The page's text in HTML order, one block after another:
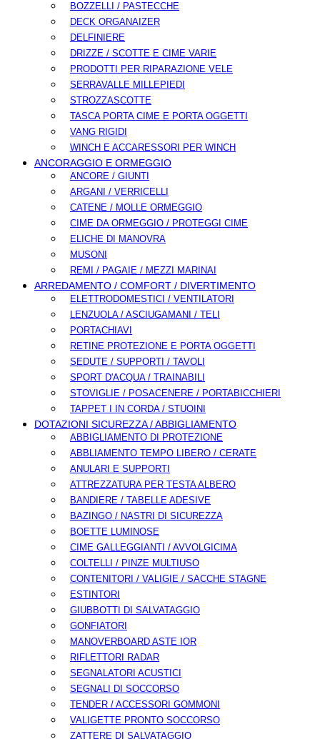
BOZZELLI / PASTECCHE
DECK ORGANAIZER
DELFINIERE
DRIZZE / SCOTTE E CIME VARIE
PRODOTTI PER RIPARAZIONE VELE
SERRAVALLE MILLEPIEDI
STROZZASCOTTE
TASCA PORTA CIME E PORTA OGGETTI
VANG RIGIDI
WINCH E ACCARESSORI PER WINCH
ANCORAGGIO E ORMEGGIO
ANCORE / GIUNTI
ARGANI / VERRICELLI
CATENE / MOLLE ORMEGGIO
CIME DA ORMEGGIO / PROTEGGI CIME
ELICHE DI MANOVRA
MUSONI
REMI / PAGAIE / MEZZI MARINAI
ARREDAMENTO / COMFORT / DIVERTIMENTO
ELETTRODOMESTICI / VENTILATORI
LENZUOLA / ASCIUGAMANI / TELI
PORTACHIAVI
RETINE PROTEZIONE E PORTA OGGETTI
SEDUTE / SUPPORTI / TAVOLI
SPORT D'ACQUA / TRAINABILI
STOVIGLIE / POSACENERE / PORTABICCHIERI
TAPPET I IN CORDA / STUOINI
DOTAZIONI SICUREZZA / ABBIGLIAMENTO
ABBIGLIAMENTO DI PROTEZIONE
ABBLIAMENTO TEMPO LIBERO / CERATE
ANULARI E SUPPORTI
ATTREZZATURA PER TESTA ALBERO
BANDIERE / TABELLE ADESIVE
BAZINGO / NASTRI DI SICUREZZA
BOETTE LUMINOSE
CIME GALLEGGIANTI / AVVOLGICIMA
COLTELLI / PINZE MULTIUSO
CONTENITORI / VALIGIE / SACCHE STAGNE
ESTINTORI
GIUBBOTTI DI SALVATAGGIO
GONFIATORI
MANOVERBOARD ASTE IOR
RIFLETTORI RADAR
SEGNALATORI ACUSTICI
SEGNALI DI SOCCORSO
TENDER / ACCESSORI GOMMONI
VALIGETTE PRONTO SOCCORSO
ZATTERE DI SALVATAGGIO